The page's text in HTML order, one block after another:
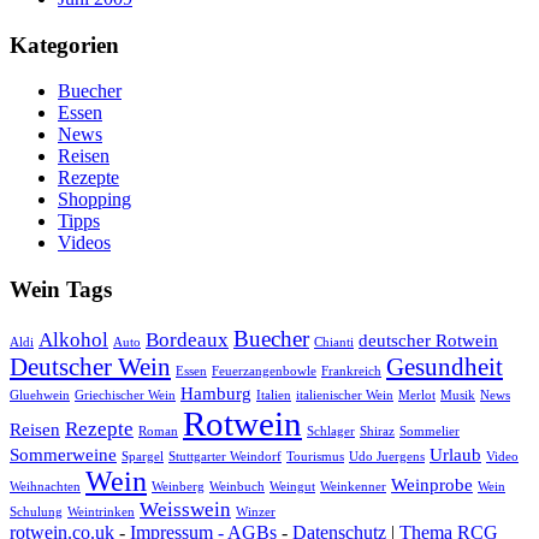
Kategorien
Buecher
Essen
News
Reisen
Rezepte
Shopping
Tipps
Videos
Wein Tags
Aldi Alkohol Auto Bordeaux Buecher Chianti deutscher Rotwein
Deutscher Wein Essen Feuerzangenbowle Frankreich Gesundheit
Gluehwein Griechischer Wein Hamburg Italien italienischer Wein Merlot Musik News
Reisen Rezepte Roman Rotwein Schlager Shiraz Sommelier
Sommerweine Spargel Stuttgarter Weindorf Tourismus Udo Juergens Urlaub Video
Weihnachten Wein Weinberg Weinbuch Weingut Weinkenner Weinprobe Wein
Schulung Weintrinken Weisswein Winzer
rotwein.co.uk - Impressum - AGBs - Datenschutz | Thema RCG